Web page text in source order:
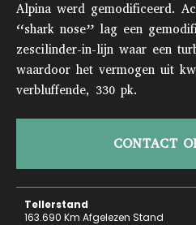
Alpina werd gemodificeerd.
“shark nose” lag een
zescilinder-in-lijn waar een
waardoor het vermogen uit
verbluffende, 330 pk.
CONTACT
Tellerstand
163.690 Km Afgelezen Stand